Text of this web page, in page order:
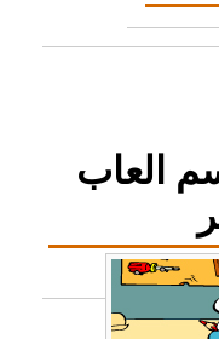
العاب